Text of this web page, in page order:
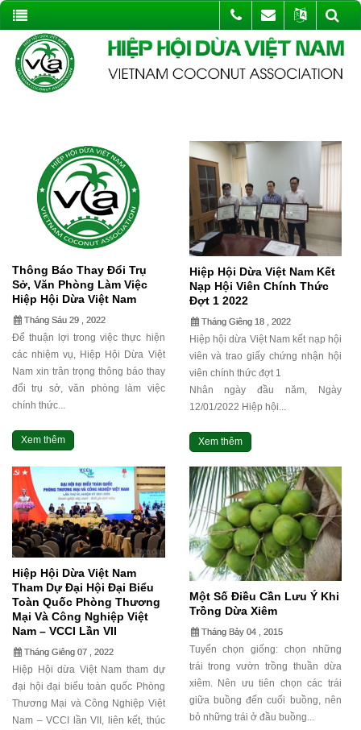
Thông Báo Thay Đổi Trụ
Sở, Văn Phòng Làm Việc
Hiệp Hội Dừa Việt Nam
Tháng Sáu 29 , 2022
Để thuận lợi trong việc thực hiện
các nhiệm vụ, Hiệp Hội Dừa Việt
Nam xin trân trọng thông báo thay
đổi trụ sở, văn phòng làm việc
chính thức...
Xem thêm
Hiệp Hội Dừa Việt Nam Kết
Nạp Hội Viên Chính Thức
Đợt 1 2022
Tháng Giêng 18 , 2022
Hiệp hội dừa Việt Nam kết nạp hội
viên và trao giấy chứng nhận hội
viên chính thức đợt 1
Nhân ngày đầu năm, Ngày
12/01/2022 Hiệp hội...
Xem thêm
Hiệp Hội Dừa Việt Nam
Tham Dự Đại Hội Đại Biểu
Toàn Quốc Phòng Thương
Mại Và Công Nghiệp Việt
Nam – VCCI Lần VII
Tháng Giêng 07 , 2022
Hiệp Hội dừa Việt Nam tham dự
đại hội đại biểu toàn quốc Phòng
Thương Mại và Công Nghiệp Việt
Nam – VCCI lần VII, liên kết, thúc
Một Số Điều Cần Lưu Ý Khi
Trồng Dừa Xiêm
Tháng Bảy 04 , 2015
Tuyển chọn giống: chọn những
trái trong vườn trồng thuần dừa
xiêm. Nên ưu tiên chọn các trái
giữa buồng đến cuối buồng, nên
bỏ những trái ở đầu buồng...